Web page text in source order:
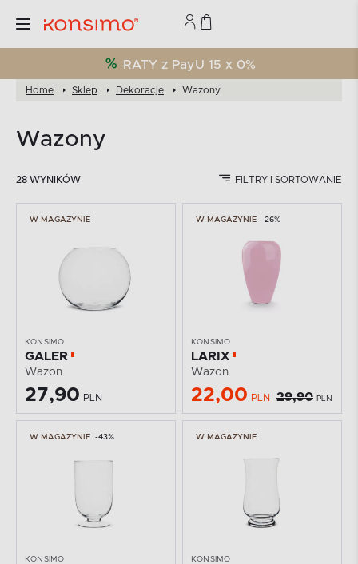
RATY z PayU 15 x 0%
Home Sklep Dekoracje Wazony
Wazony
28 WYNIKÓW FILTRY I SORTOWANIE
W MAGAZYNIE
KONSIMO
GALER
Wazon
27,90 PLN
W MAGAZYNIE -26%
KONSIMO
LARIX
Wazon
22,00 PLN 29,90 PLN
W MAGAZYNIE -43%
KONSIMO
W MAGAZYNIE
KONSIMO